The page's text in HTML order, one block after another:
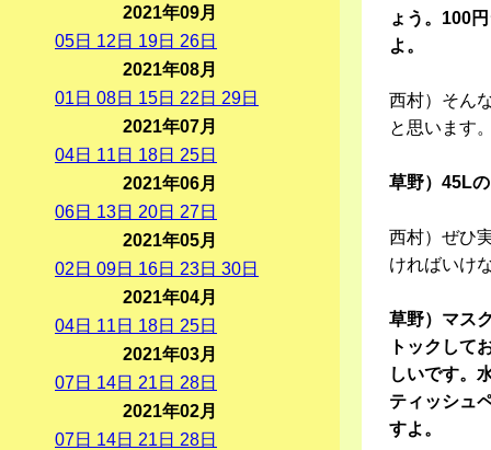
ょう。100
よ。
西村）そん
と思います
草野）45L
西村）ぜひ
ければいけ
草野）マス
トックして
しいです。
ティッシュ
すよ。
2021年09月
05日 12 日 19日 26日
2021年08月
01 日 08日 15日 22 日 29日
2021年07月
04日 11 日 18日 25日
2021年06月
06日 13日 20日 27日
2021年05月
02 日 09日 16日 23日 30日
2021年04月
04日 11 日 18日 25日
2021年03月
07日 14日 21 日 28日
2021年02月
07日 14日 21 日 28日